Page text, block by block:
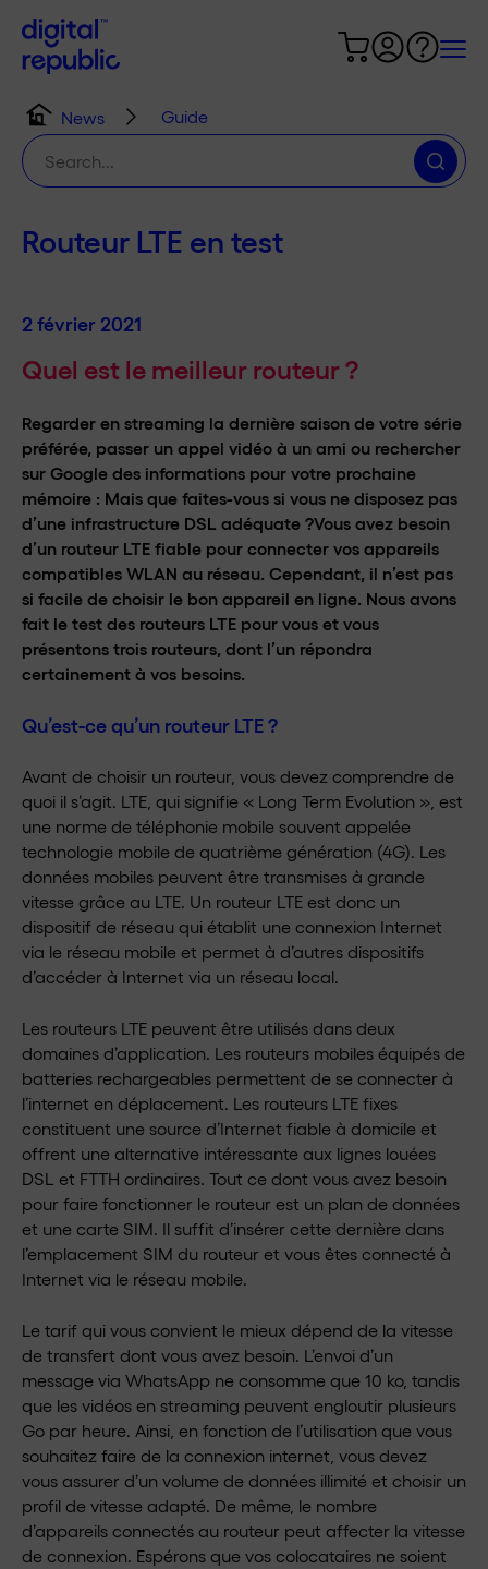
News
Guide
Chercher
:
Routeur LTE en test
2 février 2021
Quel est le meilleur routeur ?
Regarder en streaming la dernière saison de votre série
préférée, passer un appel vidéo à un ami ou rechercher
sur Google des informations pour votre prochaine
mémoire : Mais que faites-vous si vous ne disposez pas
d’une infrastructure DSL adéquate ?Vous avez besoin
d’un routeur LTE fiable pour connecter vos appareils
compatibles WLAN au réseau. Cependant, il n’est pas
si facile de choisir le bon appareil en ligne. Nous avons
fait le test des routeurs LTE pour vous et vous
présentons trois routeurs, dont l’un répondra
certainement à vos besoins.
Qu’est-ce qu’un routeur LTE ?
Avant de choisir un routeur, vous devez comprendre de
quoi il s’agit. LTE, qui signifie « Long Term Evolution », est
une norme de téléphonie mobile souvent appelée
technologie mobile de quatrième génération (4G). Les
données mobiles peuvent être transmises à grande
vitesse grâce au LTE. Un routeur LTE est donc un
dispositif de réseau qui établit une connexion Internet
via le réseau mobile et permet à d’autres dispositifs
d’accéder à Internet via un réseau local.
Les routeurs LTE peuvent être utilisés dans deux
domaines d’application. Les routeurs mobiles équipés de
batteries rechargeables permettent de se connecter à
l’internet en déplacement. Les routeurs LTE fixes
constituent une source d’Internet fiable à domicile et
offrent une alternative intéressante aux lignes louées
DSL et FTTH ordinaires. Tout ce dont vous avez besoin
pour faire fonctionner le routeur est un plan de données
et une carte SIM. Il suffit d’insérer cette dernière dans
l’emplacement SIM du routeur et vous êtes connecté à
Internet via le réseau mobile.
Le tarif qui vous convient le mieux dépend de la vitesse
de transfert dont vous avez besoin. L’envoi d’un
message via WhatsApp ne consomme que 10 ko, tandis
que les vidéos en streaming peuvent engloutir plusieurs
Go par heure. Ainsi, en fonction de l’utilisation que vous
souhaitez faire de la connexion internet, vous devez
vous assurer d’un volume de données illimité et choisir un
profil de vitesse adapté. De même, le nombre
d’appareils connectés au routeur peut affecter la vitesse
de connexion. Espérons que vos colocataires ne soient